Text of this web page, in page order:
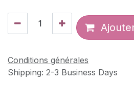
Conditions générales
Shipping: 2-3 Business Days